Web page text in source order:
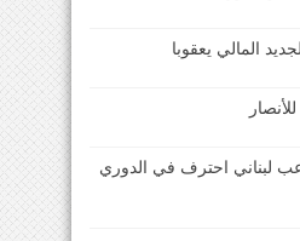
المالي يعقوبا
لبناني احترف في الدوري